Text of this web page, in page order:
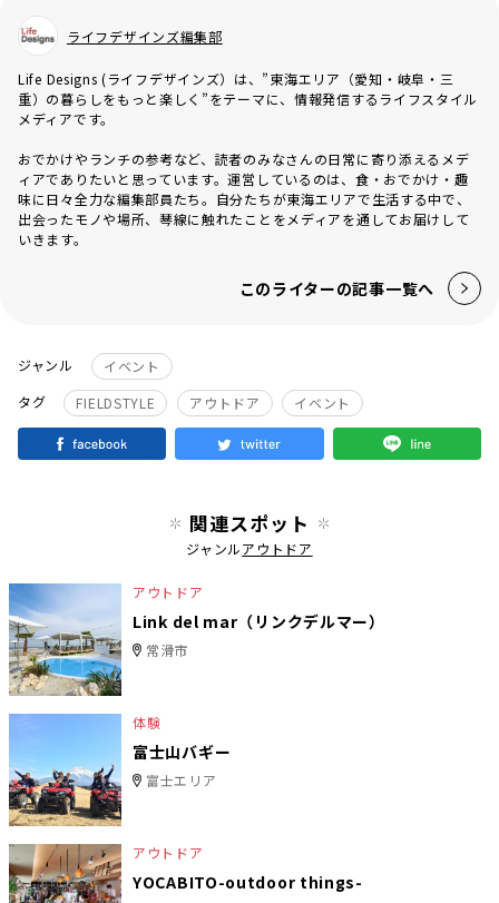
ライフデザインズ編集部
Life Designs (ライフデザインズ）は、”東海エリア（愛知・岐阜・三
重）の暮らしをもっと楽しく”をテーマに、情報発信するライフスタイル
メディアです。
おでかけやランチの参考など、読者のみなさんの日常に寄り添えるメデ
ィアでありたいと思っています。運営しているのは、食・おでかけ・趣
味に日々全力な編集部員たち。自分たちが東海エリアで生活する中で、
出会ったモノや場所、琴線に触れたことをメディアを通してお届けして
いきます。
このライターの記事一覧へ
ジャンル
イベント
タグ
FIELDSTYLE アウトドア イベント
関連スポット
ジャンルアウトドア
アウトドア
Link del mar（リンクデルマー）
常滑市
体験
富士山バギー
富士エリア
アウトドア
YOCABITO-outdoor things-